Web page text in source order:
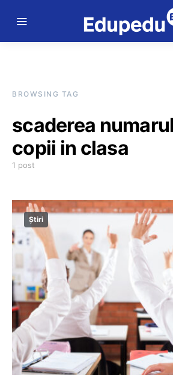
BROWSING TAG
scaderea
copii in clasa
1 post
Știri